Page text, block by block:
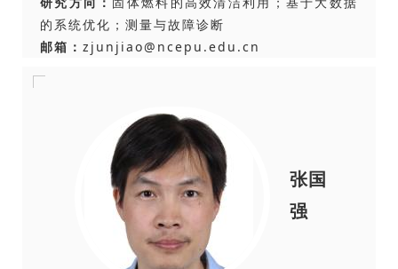
的系统优化；测量与故障诊断
邮箱： zjunjiao@ncepu.edu.cn
张国
强